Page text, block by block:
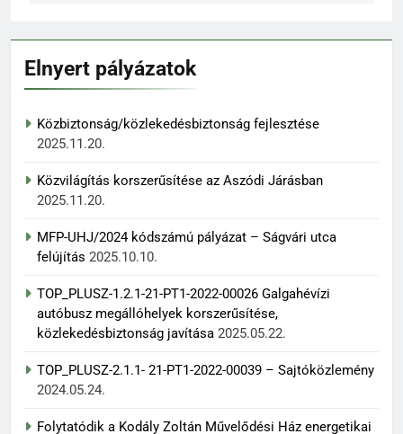
Elnyert pályázatok
Közbiztonság/közlekedésbiztonság fejlesztése
2025.11.20.
Közvilágítás korszerűsítése az Aszódi Járásban
2025.11.20.
MFP-UHJ/2024 kódszámú pályázat – Ságvári utca
felújítás 2025.10.10.
TOP_PLUSZ-1.2.1-21-PT1-2022-00026 Galgahévízi
autóbusz megállóhelyek korszerűsítése,
közlekedésbiztonság javítása 2025.05.22.
TOP_PLUSZ-2.1.1- 21-PT1-2022-00039 – Sajtóközlemény
2024.05.24.
Folytatódik a Kodály Zoltán Művelődési Ház energetikai